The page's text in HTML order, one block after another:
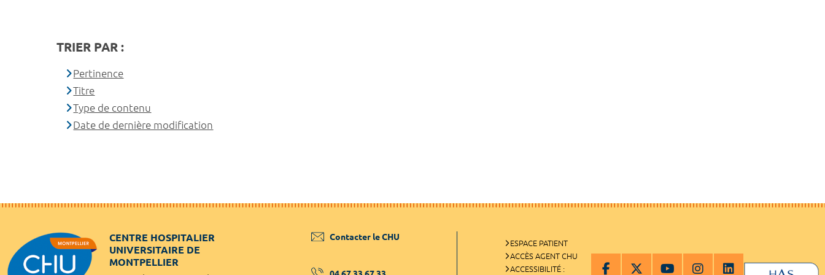
TRIER PAR :
Pertinence
Titre
Type de contenu
Date de dernière modification
CENTRE HOSPITALIER
UNIVERSITAIRE DE
MONTPELLIER
Contacter le CHU
ESPACE PATIENT
ACCÈS AGENT CHU
ACCESSIBILITÉ :